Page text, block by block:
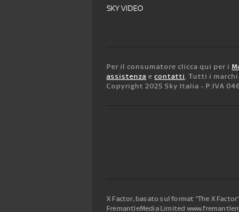
SKY VIDEO
Per il consumatore clicca qui per i
assistenza e contatti. Tutti i
Copyright 2025 Sky Italia - P.IVA
X Factor, basato sul format “The X
FremantleMedia Limited